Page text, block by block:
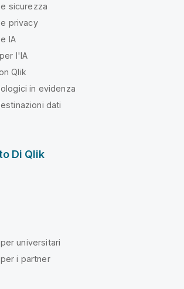
sicurezza
privacy
IA
l'IA
Qlik
in evidenza
dati
Di Qlik
universitari
i partner